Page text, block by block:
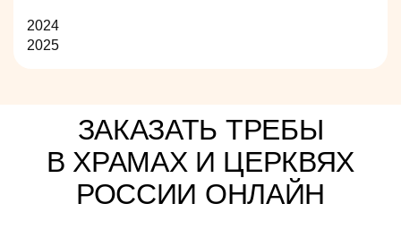
2024
2025
ЗАКАЗАТЬ ТРЕБЫ
В ХРАМАХ И ЦЕРКВЯХ
РОССИИ ОНЛАЙН